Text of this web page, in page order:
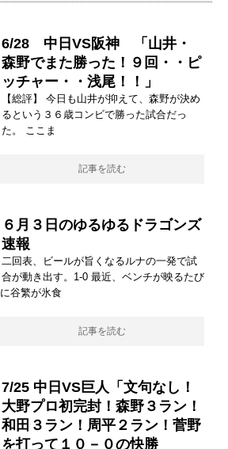
6/28 中日VS阪神 「山井・
森野でまた勝った！９回・・ピ
ッチャー・・浅尾！！」
【総評】 今日も山井が抑えて、森野が決め
るという３６歳コンビで勝った試合だっ
た。 ここま
記事を読む
６月３日のゆるゆるドラゴンズ
速報
二回表、ビールが旨くなるルナの一発で試
合が動き出す。1-0 最近、ベンチが映るたび
に谷繁が氷食
記事を読む
7/25 中日VS巨人「文句なし！
大野プロ初完封！森野３ラン！
和田３ラン！周平２ラン！菅野
を打って１０－０の快勝